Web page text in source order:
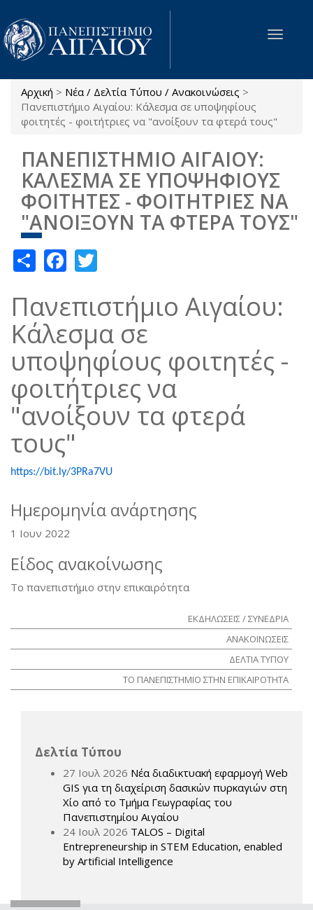
Παράκαμψη προς το κυρίως περιεχόμενο
Toggle
Είστε εδώ
Αρχική > Νέα / Δελτία Τύπου / Ανακοινώσεις >
Πανεπιστήμιο Αιγαίου: Κάλεσμα σε υποψηφίους
φοιτητές - φοιτήτριες να "ανοίξουν τα φτερά τους"
ΠΑΝΕΠΙΣΤΗΜΙΟ ΑΙΓΑΙΟΥ:
ΚΑΛΕΣΜΑ ΣΕ ΥΠΟΨΗΦΙΟΥΣ
ΦΟΙΤΗΤΕΣ - ΦΟΙΤΗΤΡΙΕΣ ΝΑ
"ΑΝΟΙΞΟΥΝ ΤΑ ΦΤΕΡΑ ΤΟΥΣ"
ShareFacebook
Πανεπιστήμιο Αιγαίου:
Κάλεσμα σε
υποψηφίους φοιτητές -
φοιτήτριες να
"ανοίξουν τα φτερά
τους"
https://bit.ly/3PRa7VU
Ημερομηνία ανάρτησης
1 Ιουν 2022
Είδος ανακοίνωσης
Το πανεπιστήμιο στην επικαιρότητα
ΕΚΔΗΛΩΣΕΙΣ / ΣΥΝΕΔΡΙΑ
ΑΝΑΚΟΙΝΩΣΕΙΣ
ΔΕΛΤΙΑ ΤΥΠΟΥ
ΤΟ ΠΑΝΕΠΙΣΤΗΜΙΟ ΣΤΗΝ ΕΠΙΚΑΙΡΟΤΗΤΑ
Δελτία Τύπου
27 Ιουλ 2026 Νέα διαδικτυακή εφαρμογή Web
GIS για τη διαχείριση δασικών πυρκαγιών στη
Χίο από το Τμήμα Γεωγραφίας του
Πανεπιστημίου Αιγαίου
24 Ιουλ 2026 TALOS – Digital
Entrepreneurship in STEM Education, enabled
by Artificial Intelligence